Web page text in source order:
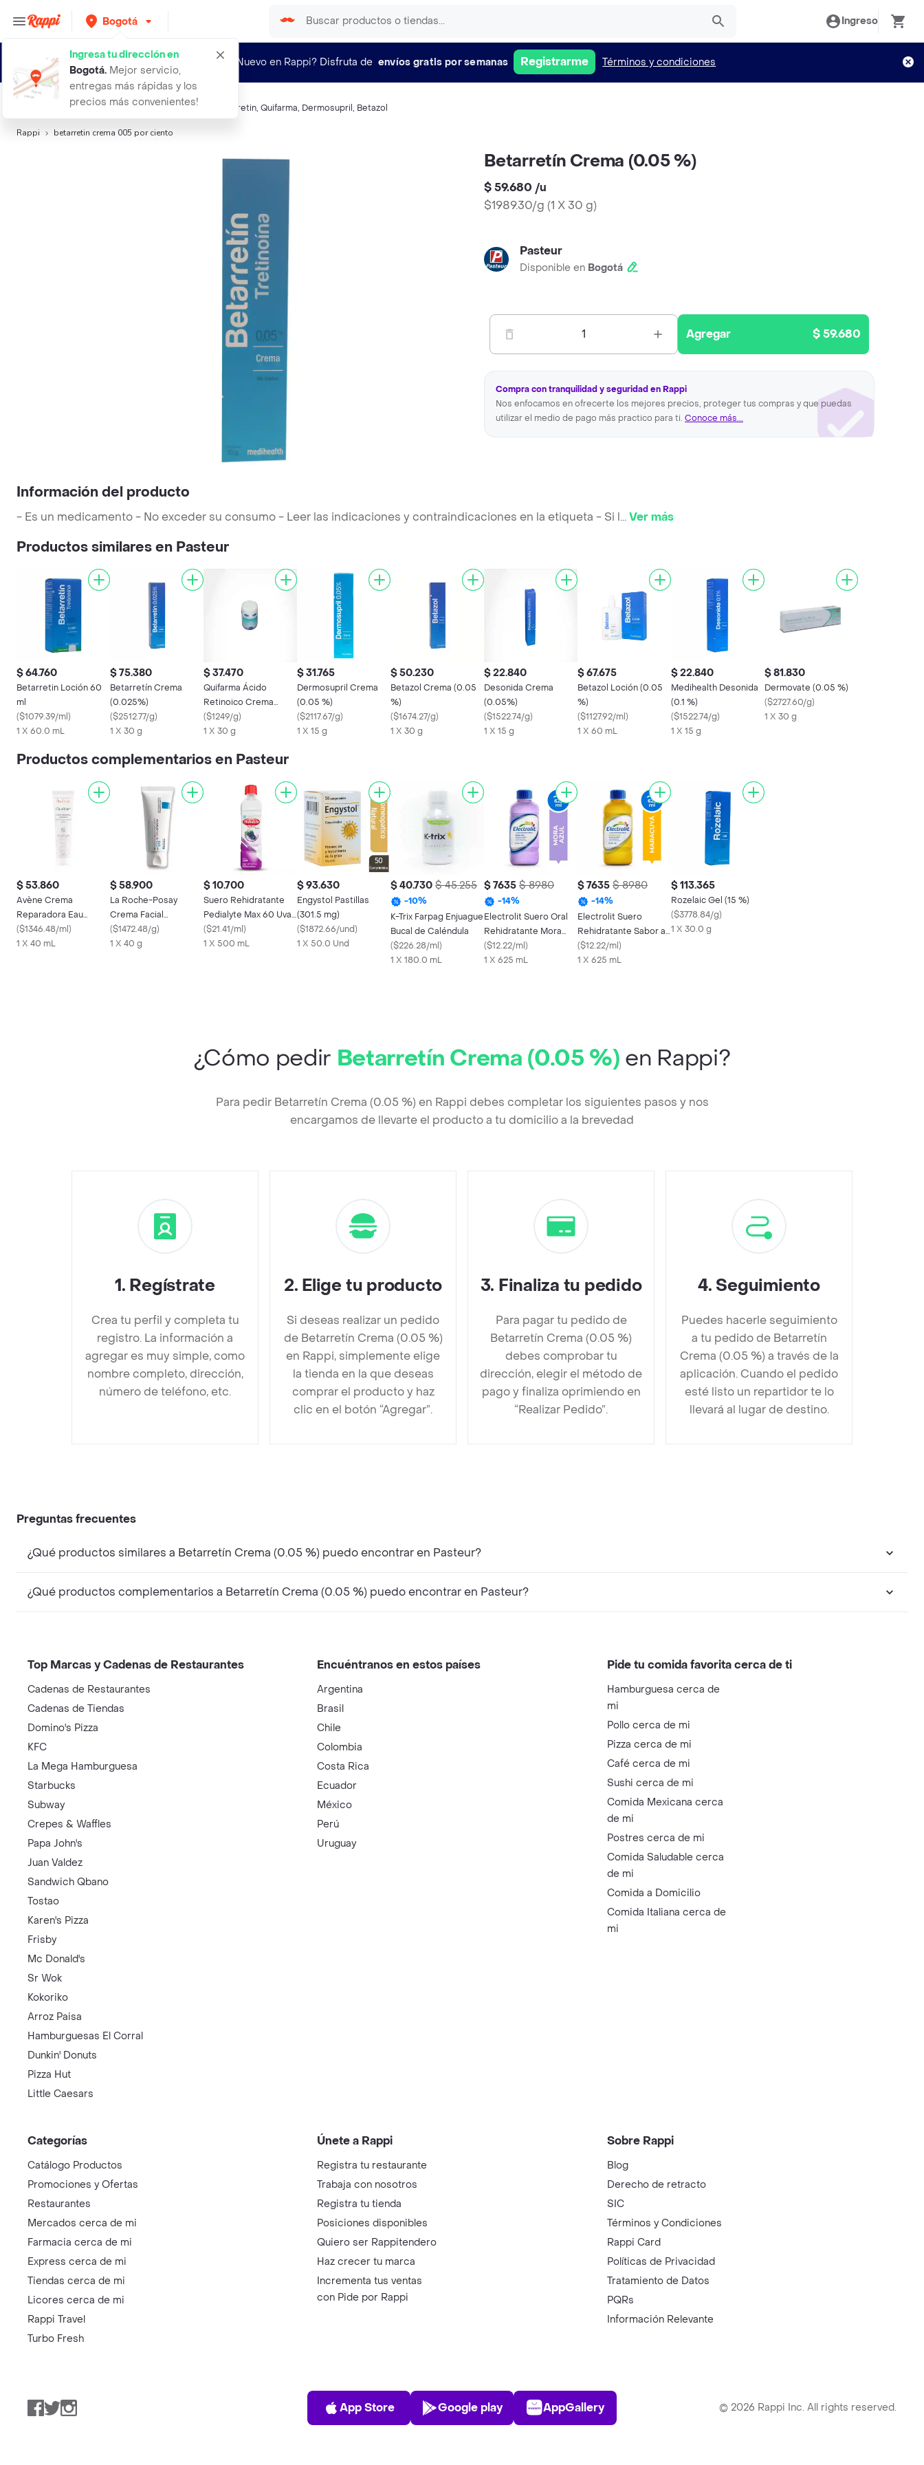
Bogotá
Ingresa tu dirección en
Bogotá. Mejor servicio,
entregas más rápidas y los
precios más convenientes!
Ingreso
¿Nuevo en Rappi? Disfruta de envíos gratis por semanas Registrarme Términos y condiciones
Búsquedas relacionadas:Tratamiento Antiacné Betarretin, Quifarma, Dermosupril , Betazol
Rappi betarretin crema 005 por ciento
Betarretín Crema (0.05 %)
$ 59.680 /u
$1989.30/g (1 X 30 g)
Pasteur
Disponible en Bogotá
1 Agregar $ 59.680
Compra con tranquilidad y seguridad en Rappi
Nos enfocamos en ofrecerte los mejores precios, proteger tus compras y que puedas
utilizar el medio de pago más practico para ti. Conoce más...
Información del producto
- Es un medicamento - No exceder su consumo - Leer las indicaciones y contraindicaciones en la etiqueta - Si l...Ver más
Productos similares en Pasteur
$ 64.760
Betarretin Loción 60
ml
($1079.39/ml)
1 X 60.0 mL
$ 75.380
Betarretín Crema
(0.025%)
($2512.77/g)
1 X 30 g
$ 37.470
Quifarma Ácido
Retinoico Crema
(0.05 %)
($1249/g)
1 X 30 g
$ 31.765
Dermosupril Crema
(0.05 %)
($2117.67/g)
1 X 15 g
$ 50.230
Betazol Crema (0.05
%)
($1674.27/g)
1 X 30 g
$ 22.840
Desonida Crema
(0.05%)
($1522.74/g)
1 X 15 g
$ 67.675
Betazol Loción (0.05
%)
($1127.92/ml)
1 X 60 mL
$ 22.840
Medihealth Desonida
(0.1 %)
($1522.74/g)
1 X 15 g
$ 81.830
Dermovate (0.05 %)
($2727.60/g)
1 X 30 g
Productos complementarios en Pasteur
$ 53.860
Avène Crema
Reparadora Eau
Thermale Cicalfate+
($1346.48/ml)
1 X 40 mL
$ 58.900
La Roche-Posay
Crema Facial
Cicaplast Baume B5 +
($1472.48/g)
1 X 40 g
$ 10.700
Suero Rehidratante
Pedialyte Max 60 Uva
Frasco 500 mL
($21.41/ml)
1 X 500 mL
$ 93.630
Engystol Pastillas
(301.5 mg)
($1872.66/und)
1 X 50.0 Und
$ 40.730 $ 45.255
-10%
K-Trix Farpag Enjuague
Bucal de Caléndula
($226.28/ml)
1 X 180.0 mL
$ 7635 $ 8980
-14%
Electrolit Suero Oral
Rehidratante Mora
Azul
($12.22/ml)
1 X 625 mL
$ 7635 $ 8980
-14%
Electrolit Suero
Rehidratante Sabor a
Maracuyá
($12.22/ml)
1 X 625 mL
$ 113.365
Rozelaic Gel (15 %)
($3778.84/g)
1 X 30.0 g
¿Cómo pedir Betarretín Crema (0.05 %) en Rappi?
Para pedir Betarretín Crema (0.05 %) en Rappi debes completar los siguientes pasos y nos
encargamos de llevarte el producto a tu domicilio a la brevedad
1. Regístrate
Crea tu perfil y completa tu
registro. La información a
agregar es muy simple, como
nombre completo, dirección,
número de teléfono, etc.
2. Elige tu producto
Si deseas realizar un pedido
de Betarretín Crema (0.05 %)
en Rappi, simplemente elige
la tienda en la que deseas
comprar el producto y haz
clic en el botón “Agregar”.
3. Finaliza tu pedido
Para pagar tu pedido de
Betarretín Crema (0.05 %)
debes comprobar tu
dirección, elegir el método de
pago y finaliza oprimiendo en
“Realizar Pedido”.
4. Seguimiento
Puedes hacerle seguimiento
a tu pedido de Betarretín
Crema (0.05 %) a través de la
aplicación. Cuando el pedido
esté listo un repartidor te lo
llevará al lugar de destino.
Preguntas frecuentes
¿Qué productos similares a Betarretín Crema (0.05 %) puedo encontrar en Pasteur?
¿Qué productos complementarios a Betarretín Crema (0.05 %) puedo encontrar en Pasteur?
Top Marcas y Cadenas de Restaurantes
Cadenas de Restaurantes
Cadenas de Tiendas
Domino's Pizza
KFC
La Mega Hamburguesa
Starbucks
Subway
Crepes & Waffles
Papa John's
Juan Valdez
Sandwich Qbano
Tostao
Karen's Pizza
Frisby
Mc Donald's
Sr Wok
Kokoriko
Arroz Paisa
Hamburguesas El Corral
Dunkin' Donuts
Pizza Hut
Little Caesars
Encuéntranos en estos países
Argentina
Brasil
Chile
Colombia
Costa Rica
Ecuador
México
Perú
Uruguay
Pide tu comida favorita cerca de ti
Hamburguesa cerca de
mi
Pollo cerca de mi
Pizza cerca de mi
Café cerca de mi
Sushi cerca de mi
Comida Mexicana cerca
de mi
Postres cerca de mi
Comida Saludable cerca
de mi
Comida a Domicilio
Comida Italiana cerca de
mi
Categorías
Catálogo Productos
Promociones y Ofertas
Restaurantes
Mercados cerca de mi
Farmacia cerca de mi
Express cerca de mi
Tiendas cerca de mi
Licores cerca de mi
Rappi Travel
Turbo Fresh
Únete a Rappi
Registra tu restaurante
Trabaja con nosotros
Registra tu tienda
Posiciones disponibles
Quiero ser Rappitendero
Haz crecer tu marca
Incrementa tus ventas
con Pide por Rappi
Sobre Rappi
Blog
Derecho de retracto
SIC
Términos y Condiciones
Rappi Card
Políticas de Privacidad
Tratamiento de Datos
PQRs
Información Relevante
Facebook
TwitterInstagram
App Store
App Store
Play Store
Google play
AppGallery
AppGallery © 2026 Rappi Inc. All rights reserved.